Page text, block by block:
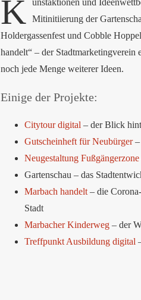
K
unstaktionen und
Mitinitiierung der
Holdergassenfest und Cobble
handelt“ – der
noch jede Menge weiterer Ideen.
Einige der Projekte:
Citytour digital – der Blick
Gutscheinheft für Neubürger–
Neugestaltung Fußgängerzone
Gartenschau – das
Marbach handelt– die
Stadt
Marbacher Kinderweg– der
Treffpunkt Ausbildung digital